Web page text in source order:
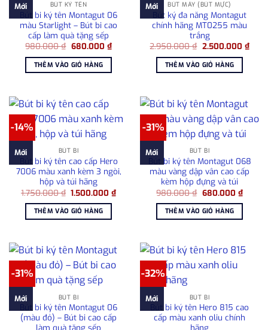
Mới BÚT KÝ TÊN
Bút bi ký tên Montagut 06
màu Starlight – Bút bi cao
cấp làm quà tặng sếp
980.000₫ Giá
là:
980.000 ₫.
680.000 ₫Giá
hiện
680.000 ₫.
THÊM VÀO GIỎ HÀNG
Mới BÚT MÁY (BÚT MỰC)
Bút ký đa năng Montagut
chính hãng MT0255 màu
trắng
2.950.000₫ Giá
là:
2.950.000 ₫.
2.500.000 ₫Giá
hiện
THÊM VÀO GIỎ HÀNG
-14%
Mới BÚT BI
Bút bi ký tên cao cấp Hero
7006 màu xanh kèm 3 ngòi,
hộp và túi hãng
1.750.000₫ Giá
là:
1.750.000 ₫.
1.500.000₫Giá
hiện
1.500.000 ₫.
THÊM VÀO GIỎ HÀNG
-31%
Mới BÚT BI
Bút bi ký tên Montagut 068
màu vàng dập vân cao cấp
kèm hộp đựng và túi
980.000₫ Giá
là:
980.000 ₫.
680.000 ₫Giá
hiện
THÊM VÀO GIỎ HÀNG
-31%
Mới BÚT BI
Bút bi ký tên Montagut 06
(màu đỏ) – Bút bi cao cấp
-32%
Mới BÚT BI
Bút bi ký tên Hero 815 cao
cấp màu xanh oliu chính